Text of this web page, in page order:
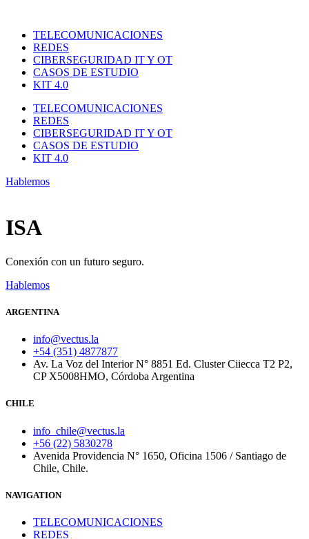
contenidoTELECOMUNICACIONES
REDES
CIBERSEGURIDAD IT Y OT
CASOS DE ESTUDIO
KIT 4.0
TELECOMUNICACIONES
REDES
CIBERSEGURIDAD IT Y OT
CASOS DE ESTUDIO
KIT 4.0
Hablemos
ISA
Conexión con un futuro seguro.
Hablemos
ARGENTINA
info@vectus.la
+54 (351) 4877877
Av. La Voz del Interior N° 8851 Ed. Cluster Ciiecca T2 P2,
CP X5008HMO, Córdoba Argentina
CHILE
info_chile@vectus.la
+56 (22) 5830278
Avenida Providencia N° 1650, Oficina 1506 / Santiago de
Chile, Chile.
NAVIGATION
TELECOMUNICACIONES
REDES